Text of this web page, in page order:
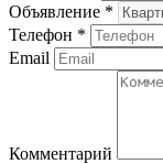
Объявление *
Телефон *
Email
Комментарий